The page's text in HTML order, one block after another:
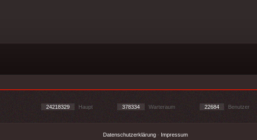
24218329 Haupt 378334 Warteraum 22684 Benutzer
Datenschutzerklärung- Impressum